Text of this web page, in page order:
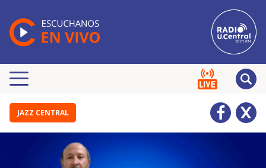
JAZZ CENTRAL